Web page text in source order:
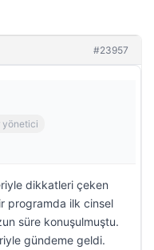
#23957
yönetici
dikkatleri çeken
programda ilk cinsel
süre konuşulmuştu.
gündeme geldi.